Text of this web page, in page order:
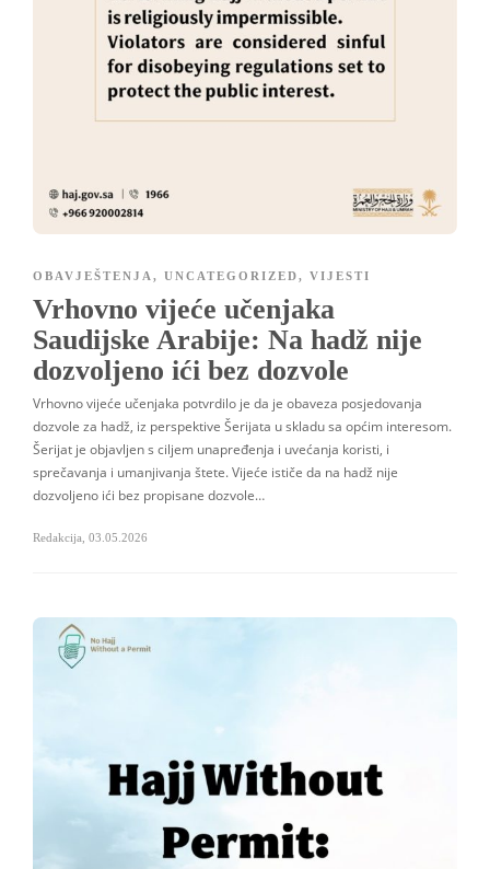
OBAVJEŠTENJA , UNCATEGORIZED, VIJESTI
Vrhovno vijeće učenjaka
Saudijske Arabije: Na hadž nije
dozvoljeno ići bez dozvole
Vrhovno vijeće učenjaka potvrdilo je da je obaveza posjedovanja
dozvole za hadž, iz perspektive Šerijata u skladu sa općim interesom.
Šerijat je objavljen s ciljem unapređenja i uvećanja koristi, i
sprečavanja i umanjivanja štete. Vijeće ističe da na hadž nije
dozvoljeno ići bez propisane dozvole…
Redakcija 03.05.2026